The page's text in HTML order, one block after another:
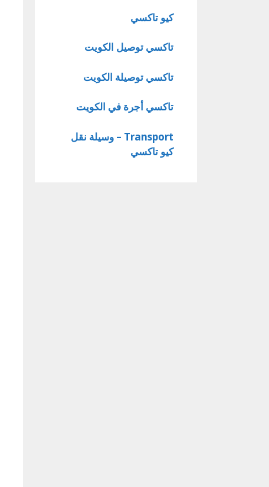
كيو تاكسي
تاكسي توصيل الكويت
تاكسي توصيلة الكويت
تاكسي أجرة في الكويت
Transport – وسيلة نقل
كيو تاكسي